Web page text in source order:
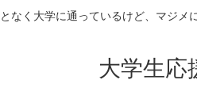
なく大学に通っているけど、マジメ
大学生応